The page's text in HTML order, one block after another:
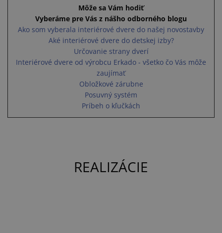
Môže sa Vám hodiť
Vyberáme pre Vás z nášho odborného blogu
Ako som vyberala interiérové dvere do našej novostavby
Aké interiérové dvere do detskej izby?
Určovanie strany dverí
Interiérové dvere od výrobcu Erkado - všetko čo Vás môže
zaujímať
Obložkové zárubne
Posuvný systém
Príbeh o kľučkách
REALIZÁCIE